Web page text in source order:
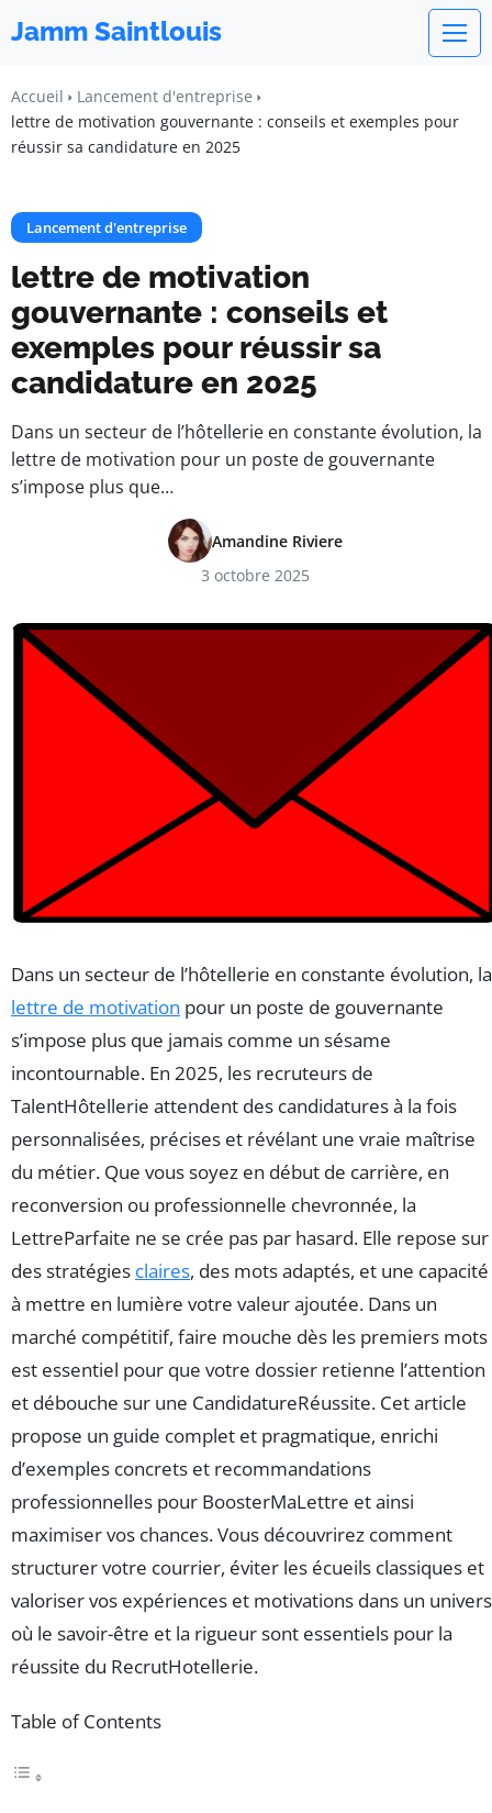
Jamm Saintlouis
Accueil
Lancement d'entreprise
lettre de motivation gouvernante : conseils et exemples pour
réussir sa candidature en 2025
Lancement d'entreprise
lettre de motivation
gouvernante : conseils et
exemples pour réussir sa
candidature en 2025
Dans un secteur de l’hôtellerie en constante évolution, la
lettre de motivation pour un poste de gouvernante
s’impose plus que…
Amandine Riviere
3 octobre 2025
Dans un secteur de l’hôtellerie en constante évolution, la
lettre de motivation pour un poste de gouvernante
s’impose plus que jamais comme un sésame
incontournable. En 2025, les recruteurs de
TalentHôtellerie attendent des candidatures à la fois
personnalisées, précises et révélant une vraie maîtrise
du métier. Que vous soyez en début de carrière, en
reconversion ou professionnelle chevronnée, la
LettreParfaite ne se crée pas par hasard. Elle repose sur
des stratégies claires, des mots adaptés, et une capacité
à mettre en lumière votre valeur ajoutée. Dans un
marché compétitif, faire mouche dès les premiers mots
est essentiel pour que votre dossier retienne l’attention
et débouche sur une CandidatureRéussite. Cet article
propose un guide complet et pragmatique, enrichi
d’exemples concrets et recommandations
professionnelles pour BoosterMaLettre et ainsi
maximiser vos chances. Vous découvrirez comment
structurer votre courrier, éviter les écueils classiques et
valoriser vos expériences et motivations dans un univers
où le savoir-être et la rigueur sont essentiels pour la
réussite du RecrutHotellerie.
Table of Contents